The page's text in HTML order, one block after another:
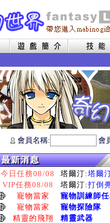
會員名稱: 會
今日任務08/08 塔爾汀:塔爾
VIP任務08/08
塔爾汀:打倒
寵物當家
寵物訓練師
寵物當家
寵物探險隊
精靈的飛翔
精靈武器